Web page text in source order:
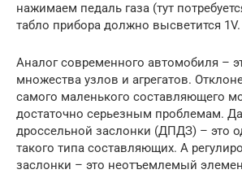
нажимаем педаль газа (тут
табло прибора должно высветится 1V.
Аналог современного автомобиля –
множества узлов и агрегатов.
самого маленького составляющего
достаточно серьезным проблемам.
дроссельной заслонки (ДПДЗ) – это
такого типа составляющих. А
заслонки – это неотъемлемый